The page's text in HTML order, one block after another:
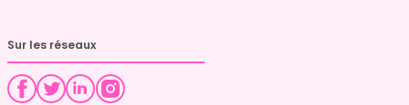
Sur les réseaux